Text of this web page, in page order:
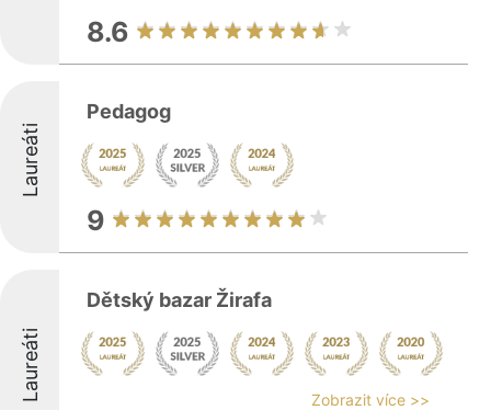
8.6
Laureáti
Pedagog
9
Laureáti
Dětský bazar Žirafa
Zobrazit více >>